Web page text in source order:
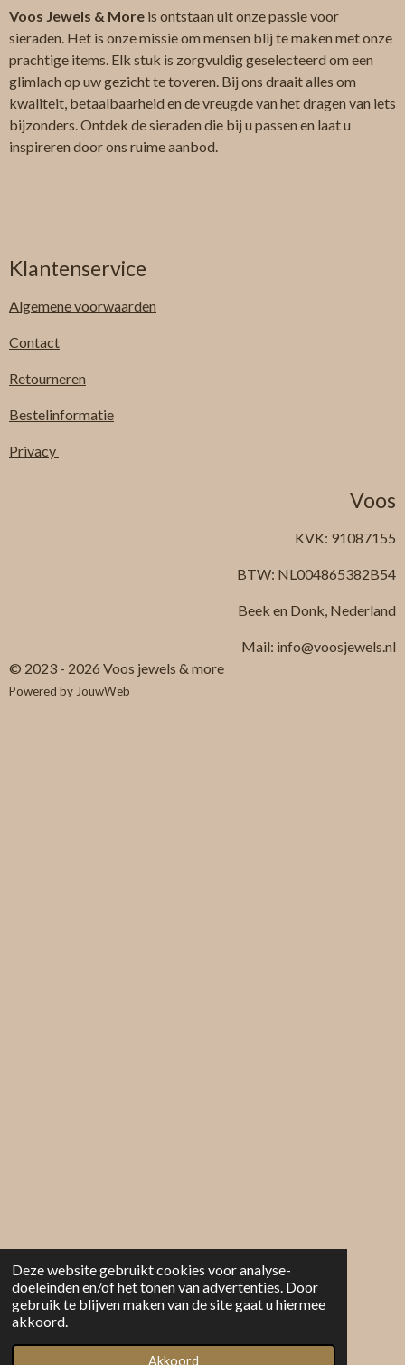
Deze website gebruikt cookies voor analyse-
doeleinden en/of het tonen van advertenties. Door
gebruik te blijven maken van de site gaat u hiermee
akkoord.
Akkoord
Voos Jewels & More is ontstaan uit onze passie voor
sieraden. Het is onze missie om mensen blij te maken met onze
prachtige items. Elk stuk is zorgvuldig geselecteerd om een
glimlach op uw gezicht te toveren. Bij ons draait alles om
kwaliteit, betaalbaarheid en de vreugde van het dragen van iets
bijzonders. Ontdek de sieraden die bij u passen en laat u
inspireren door ons ruime aanbod.
Klantenservice
Algemenevoorwaarden
Contact
Retourneren
Bestelinformatie
Privacy
Voos
KVK: 91087155
BTW: NL004865382B54
Beek en Donk, Nederland
Mail: info@voosjewels.nl
© 2023 - 2026 Voos jewels & more
Powered byJouwWeb